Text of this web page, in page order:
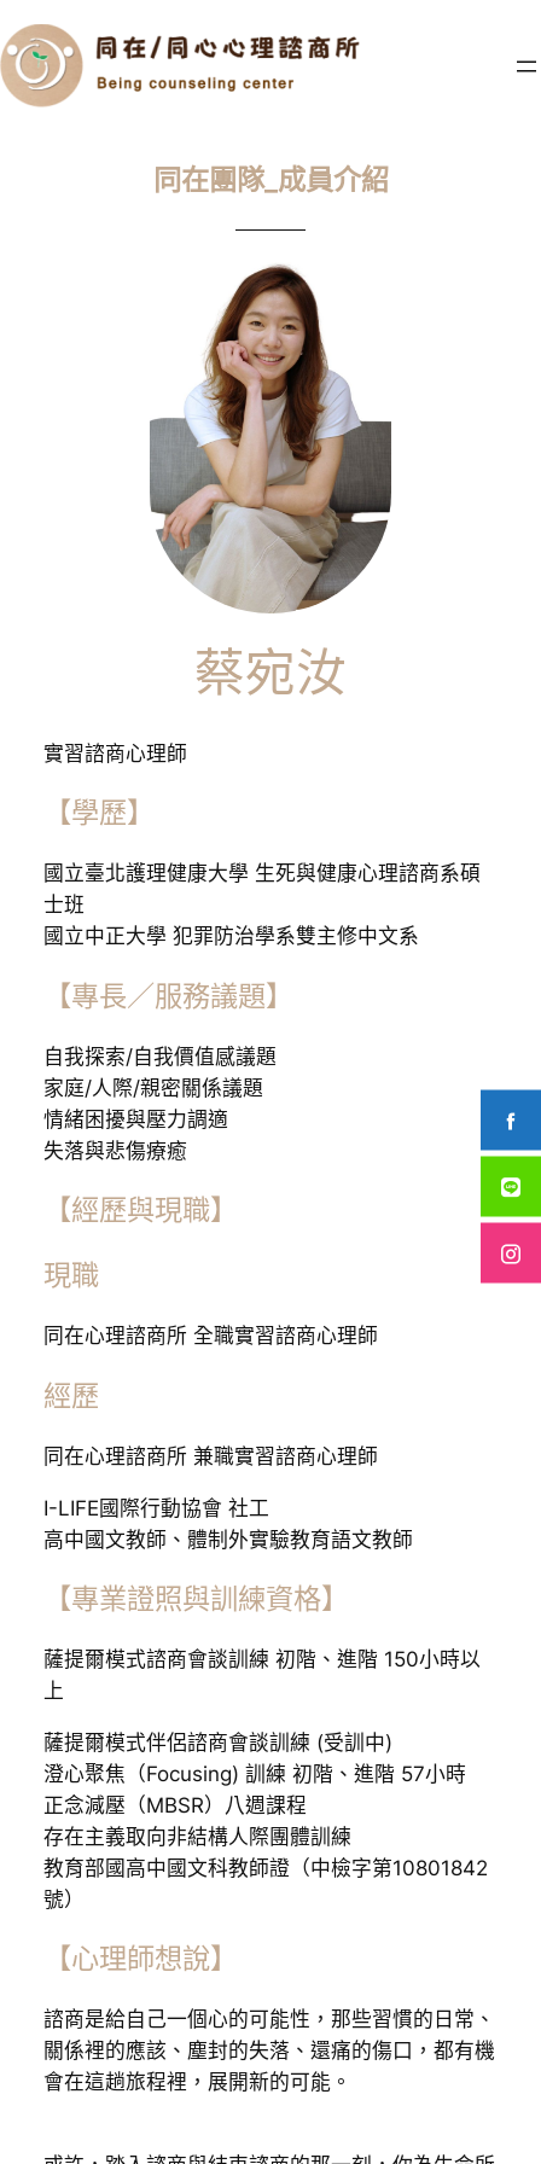
至
主
同在團隊_成員介紹
蔡宛汝
實習諮商心理師
【學歷】
國立臺北護理健康大學 生死與健康心理諮商系碩
士班
國立中正大學 犯罪防治學系雙主修中文系
【專長／服務議題】
自我探索/自我價值感議題
家庭/人際/親密關係議題
情緒困擾與壓力調適
失落與悲傷療癒
【經歷與現職】
現職
同在心理諮商所 全職實習諮商心理師
經歷
同在心理諮商所 兼職實習諮商心理師
I-LIFE國際行動協會 社工
高中國文教師、體制外實驗教育語文教師
【專業證照與訓練資格】
薩提爾模式諮商會談訓練 初階、進階 150小時以
上
薩提爾模式伴侶諮商會談訓練 (受訓中)
澄心聚焦（Focusing) 訓練 初階、進階 57小時
正念減壓（MBSR）八週課程
存在主義取向非結構人際團體訓練
教育部國高中國文科教師證（中檢字第10801842
號）
【心理師想說】
諮商是給自己一個心的可能性，那些習慣的日常、
關係裡的應該、塵封的失落、還痛的傷口，都有機
會在這趟旅程裡，展開新的可能。